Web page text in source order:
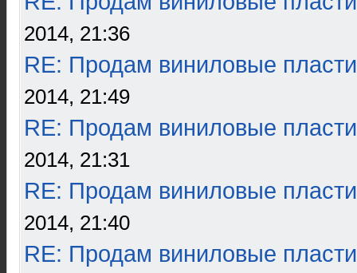
2014, 21:36
RE: Продам виниловые
2014, 21:49
RE: Продам виниловые
2014, 21:31
RE: Продам виниловые
2014, 21:40
RE: Продам виниловые